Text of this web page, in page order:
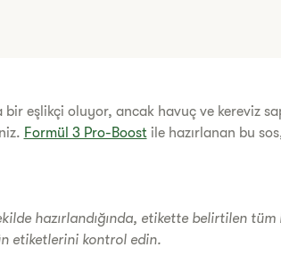
eşlikçi oluyor, ancak havuç ve kereviz
Formül 3 Pro-Boostile hazırlanan bu
hazırlandığında, etikette belirtilen tüm
etiketlerini kontrol edin.